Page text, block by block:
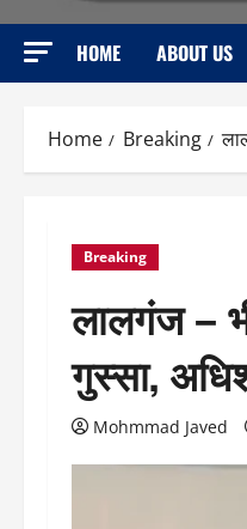
HOME ABOUT US
Home Breaking
Breaking
लालगंज –
गुस्सा,
Mohmmad Javed